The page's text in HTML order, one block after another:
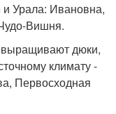
Урала: Ивановна,
Вишня.
выращивают дюки,
климату -
Первосходная